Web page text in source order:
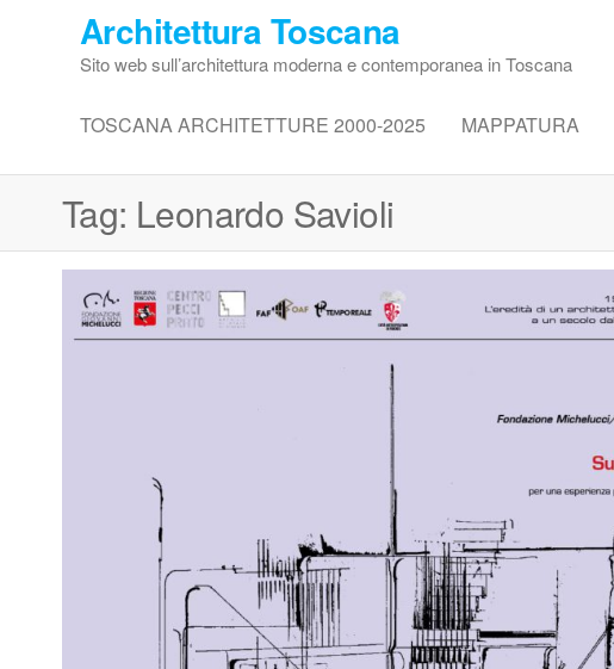
contenuto
Architettura Toscana
Sito web sull’architettura moderna e contemporanea in Toscana
TOSCANA ARCHITETTURE 2000-2025 MAPPATURA
Tag: Leonardo Savioli